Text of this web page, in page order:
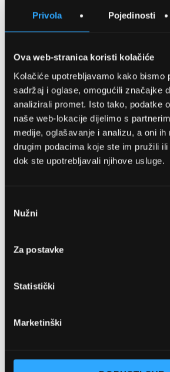
Privola Pojedinosti
Ova web-stranica koristi kolačiće
Kolačiće upotrebljavamo kako bismo
sadržaj i oglase, omogućili značajke
analizirali promet. Isto tako, podatke
naše web-lokacije dijelimo s
medije, oglašavanje i analizu, a oni
drugim podacima koje ste im pružili
dok ste upotrebljavali njihove usluge.
pristanka
Nužni
Za postavke
Statistički
Marketinški
Detalji
OPTIKA NJEGO,